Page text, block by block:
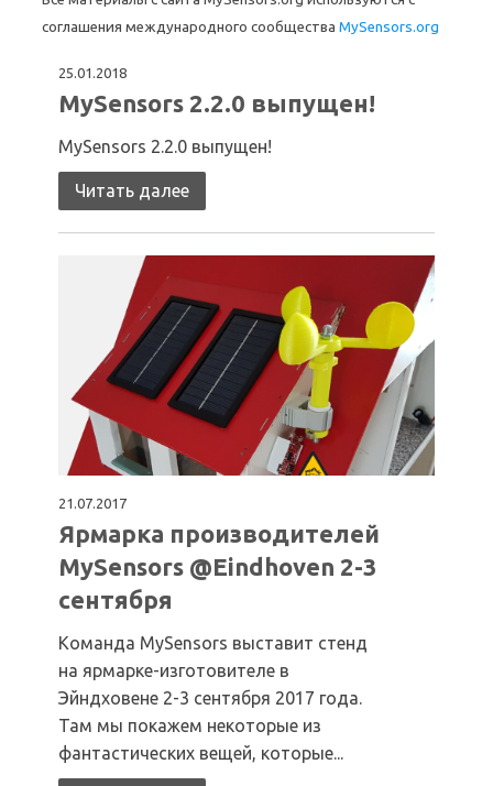
соглашения международного сообщества MySensors.org
25.01.2018
MySensors 2.2.0 выпущен!
MySensors 2.2.0 выпущен!
Читать далее
21.07.2017
Ярмарка производителей
MySensors @Eindhoven 2-3
сентября
Команда MySensors выставит стенд
на ярмарке-изготовителе в
Эйндховене 2-3 сентября 2017 года.
Там мы покажем некоторые из
фантастических вещей, которые...